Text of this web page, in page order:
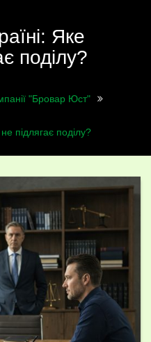
Яке
поділу?
"Бровар Юст"
підлягає поділу?